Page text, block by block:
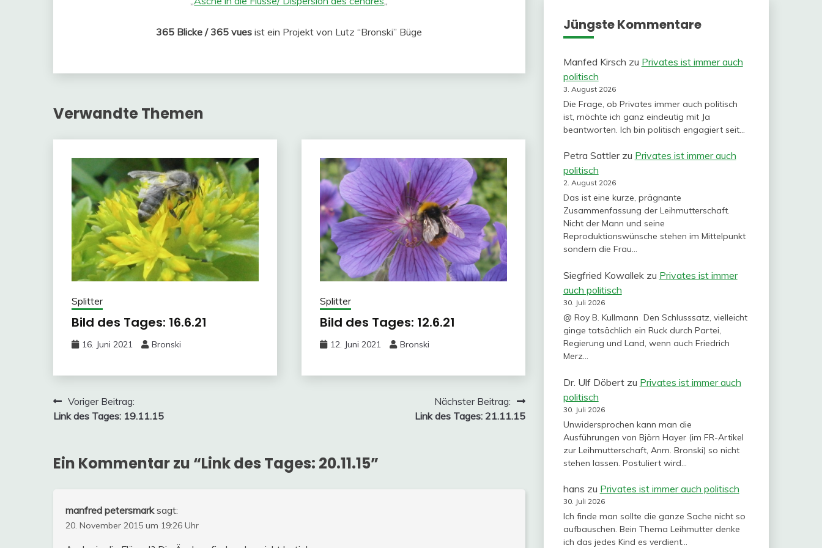
365 Blicke / 365 vues ist ein Projekt von Lutz “Bronski” Büge
Verwandte Themen
Splitter
Bild des Tages: 16.6.21
16. Juni 2021 Bronski
Splitter
Bild des Tages: 12.6.21
12. Juni 2021 Bronski
Beitragsnavigation
Voriger Beitrag:
Link des Tages: 19.11.15
Nächster Beitrag:
Link des Tages: 21.11.15
Ein Kommentar zu “Link des Tages: 20.11.15”
manfred petersmark sagt:
20. November 2015 um 19:26 Uhr
Jüngste Kommentare
Manfed Kirsch zu Privates ist immer auch
politisch
3. August 2026
Die Frage, ob Privates immer auch politisch
ist, möchte ich ganz eindeutig mit Ja
beantworten. Ich bin politisch engagiert seit…
Petra Sattlerzu Privates ist immer auch
politisch
2. August 2026
Das ist eine kurze, prägnante
Zusammenfassung der Leihmutterschaft.
Nicht der Mann und seine
Reproduktionswünsche stehen im Mittelpunkt
sondern die Frau…
Siegfried Kowallekzu Privates ist immer
auch politisch
30. Juli 2026
@ Roy B. Kullmann Den Schlusssatz, vielleicht
ginge tatsächlich ein Ruck durch Partei,
Regierung und Land, wenn auch Friedrich
Merz…
Dr. Ulf Döbertzu Privates ist immer auch
politisch
30. Juli 2026
Unwidersprochen kann man die
Ausführungen von Björn Hayer (im FR-Artikel
zur Leihmutterschaft, Anm. Bronski) so nicht
stehen lassen. Postuliert wird…
hans zu Privates ist immer auch politisch
30. Juli 2026
Ich finde man sollte die ganze Sache nicht so
aufbauschen. Bein Thema Leihmutter denke
ich das jedes Kind es verdient…